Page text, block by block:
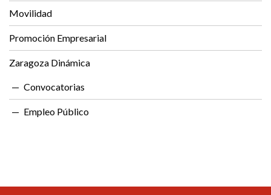
Movilidad
Promoción Empresarial
Zaragoza Dinámica
Convocatorias
Empleo Público